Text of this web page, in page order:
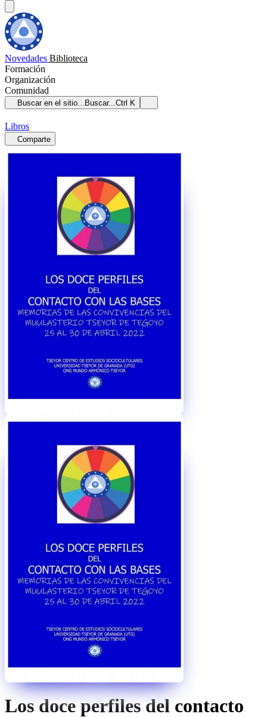
Novedades Biblioteca
Formación
Organización
Comunidad
Buscar en el sitio... Buscar...Ctrl K
Libros
Comparte
Los doce perfiles del contacto